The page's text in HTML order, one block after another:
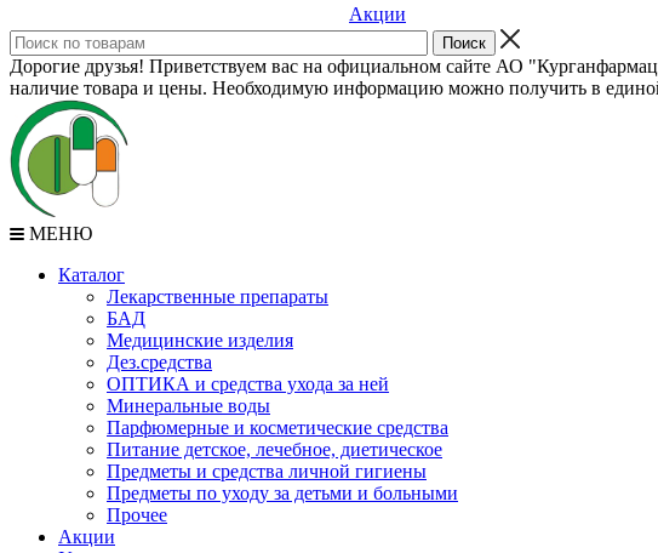
Акции
Дорогие друзья! Приветствуем вас на официальном сайте АО
наличие товара и цены. Необходимую информацию можно получить в
МЕНЮ
Каталог
Лекарственные препараты
БАД
Медицинские изделия
Дез.средства
ОПТИКА и средства ухода за ней
Минеральные воды
Парфюмерные и косметические средства
Питание детское, лечебное, диетическое
Предметы и средства личной гигиены
Предметы по уходу за детьми и больными
Прочее
Акции